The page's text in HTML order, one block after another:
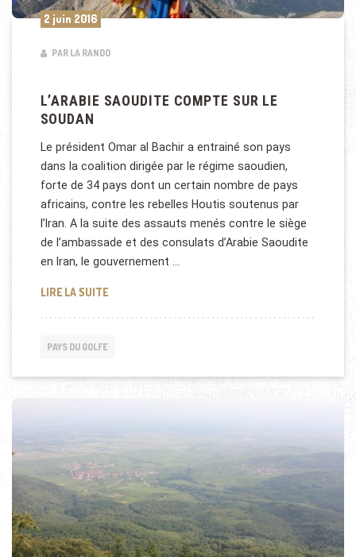
2 juin 2016
PAR LA RANDO
L’ARABIE SAOUDITE COMPTE SUR LE
SOUDAN
Le président Omar al Bachir a entrainé son pays
dans la coalition dirigée par le régime saoudien,
forte de 34 pays dont un certain nombre de pays
africains, contre les rebelles Houtis soutenus par
l’Iran. A la suite des assauts menés contre le siège
de l’ambassade et des consulats d’Arabie Saoudite
en Iran, le gouvernement …
LIRE LA SUITEL’ARABIE SAOUDITE COMPTE SUR LE SOUDAN
PAYS DU GOLFE